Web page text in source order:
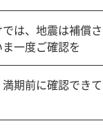
は、地震は補償さ
一度ご確認を
期前に確認できて